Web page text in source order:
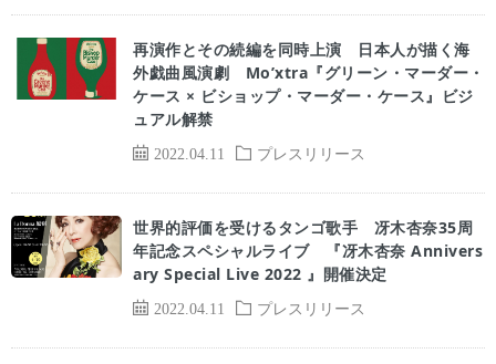
2022.04.11 プレスリリース
再演作とその続編を同時上演 日本人が描く海
外戯曲風演劇 Mo’xtra『グリーン・マーダー・
ケース × ビショップ・マーダー・ケース』ビジ
ュアル解禁
2022.04.11 プレスリリース
世界的評価を受けるタンゴ歌手 冴木杏奈35周
年記念スペシャルライブ 『冴木杏奈 Annivers
ary Special Live 2022 』開催決定